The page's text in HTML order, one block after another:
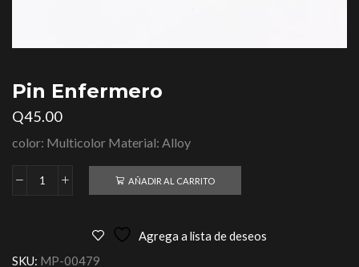
Pin Enfermero
Q45.00
color: Multicolor Material: Alloy
AÑADIR AL CARRITO
Agrega a lista de deseos
SKU: MP-00479